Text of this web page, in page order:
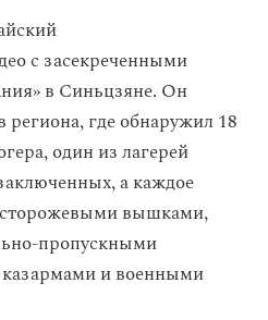
с засекреченными
в Синьцзяне. Он
региона, где обнаружил 18
один из лагерей
а каждое
вышками,
пропускными
и военными